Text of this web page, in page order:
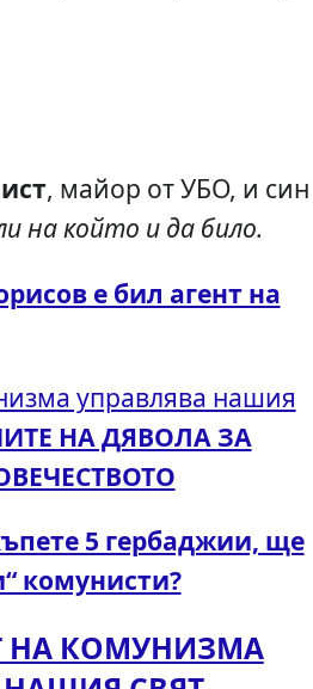
, майор от УБО, и син
на който и да било.
е бил агент на
управлява нашия
НА ДЯВОЛА ЗА
5 гербаджии, ще
комунисти?
НА КОМУНИЗМА